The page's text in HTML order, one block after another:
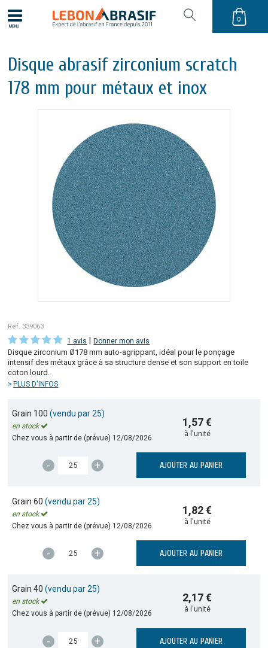
MENU
0
Disque abrasif zirconium scratch
178 mm pour métaux et inox
Réf. 339063
1 avis |Donner mon avis
Disque zirconium Ø178 mm auto-agrippant, idéal pour le ponçage
intensif des métaux grâce à sa structure dense et son support en toile
coton lourd.
PLUS D'INFOS
Grain 100(vendu par 25)
en stock
Chez vous à partir de (prévue) 12/08/2026
1,57 €
à l'unité
- + AJOUTER AU PANIER
Grain 60(vendu par 25)
en stock
Chez vous à partir de (prévue) 12/08/2026
1,82 €
à l'unité
- + AJOUTER AU PANIER
Grain 40(vendu par 25)
en stock
Chez vous à partir de (prévue) 12/08/2026
2,17 €
à l'unité
- + AJOUTER AU PANIER